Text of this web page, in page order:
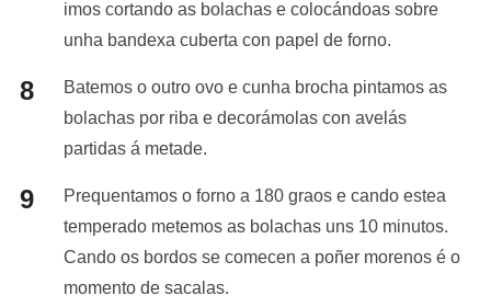
imos cortando as bolachas e colocándoas sobre
unha bandexa cuberta con papel de forno.
Batemos o outro ovo e cunha brocha pintamos as
bolachas por riba e decorámolas con avelás
partidas á metade.
Prequentamos o forno a 180 graos e cando estea
temperado metemos as bolachas uns 10 minutos.
Cando os bordos se comecen a poñer morenos é o
momento de sacalas.